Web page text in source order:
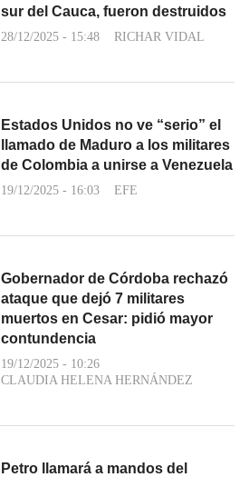
sur del Cauca, fueron destruidos
28/12/2025 - 15:48 RICHAR VIDAL
Estados Unidos no ve “serio” el
llamado de Maduro a los militares
de Colombia a unirse a Venezuela
19/12/2025 - 16:03 EFE
Gobernador de Córdoba rechazó
ataque que dejó 7 militares
muertos en Cesar: pidió mayor
contundencia
19/12/2025 - 10:26
CLAUDIA HELENA HERNÁNDEZ
Petro llamará a mandos del